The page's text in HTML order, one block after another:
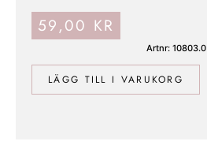
LÄGG TILL I VARUKORG
59,00 KR
Artnr: 10803.0